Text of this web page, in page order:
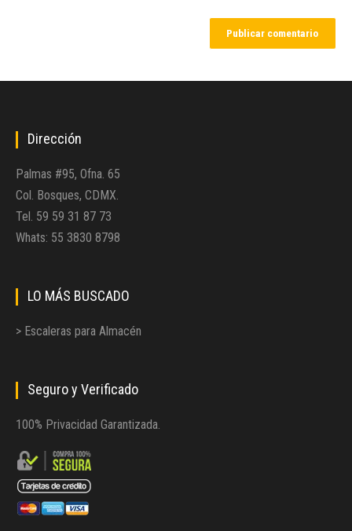
Dirección
Palmas #95, Ofna. 65
Col. Bosques, CDMX.
Tel. 59 59 31 87 73
Whats: 55 3830 8798
LO MÁS BUSCADO
> Escaleras para Almacén
Seguro y Verificado
100% Privacidad Garantizada.